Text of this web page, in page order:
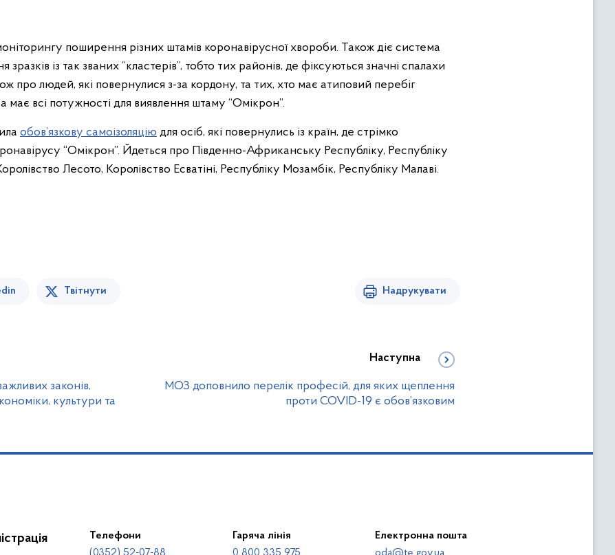
поширення різних штамів коронавірусної хвороби. Також діє система
із так званих “кластерів”, тобто тих районів, де фіксуються значні спалахи
про людей, які повернулися з-за кордону, та тих, хто має атиповий перебіг
всі потужності для виявлення штаму “Омікрон”.
обов’язкову самоізоляцію для осіб, які повернулись із країн, де стрімко
“Омікрон”. Йдеться про Південно-Африканську Республіку, Республіку
Лесото, Королівство Есватіні, Республіку Мозамбік, Республіку Малаві.
Твітнути Надрукувати
законів,
культури та
Наступна
МОЗ доповнило перелік професій, для яких щеплення
проти COVID-19 є обов’язковим
Телефони
Гаряча лінія
Електронна пошта